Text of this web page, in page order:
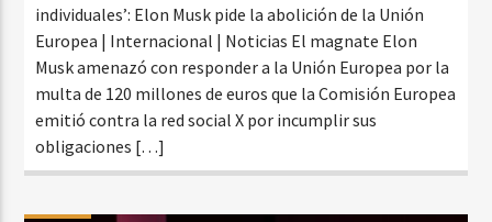
individuales’: Elon Musk pide la abolición de la Unión
Europea | Internacional | Noticias El magnate Elon
Musk amenazó con responder a la Unión Europea por la
multa de 120 millones de euros que la Comisión Europea
emitió contra la red social X por incumplir sus
obligaciones […]